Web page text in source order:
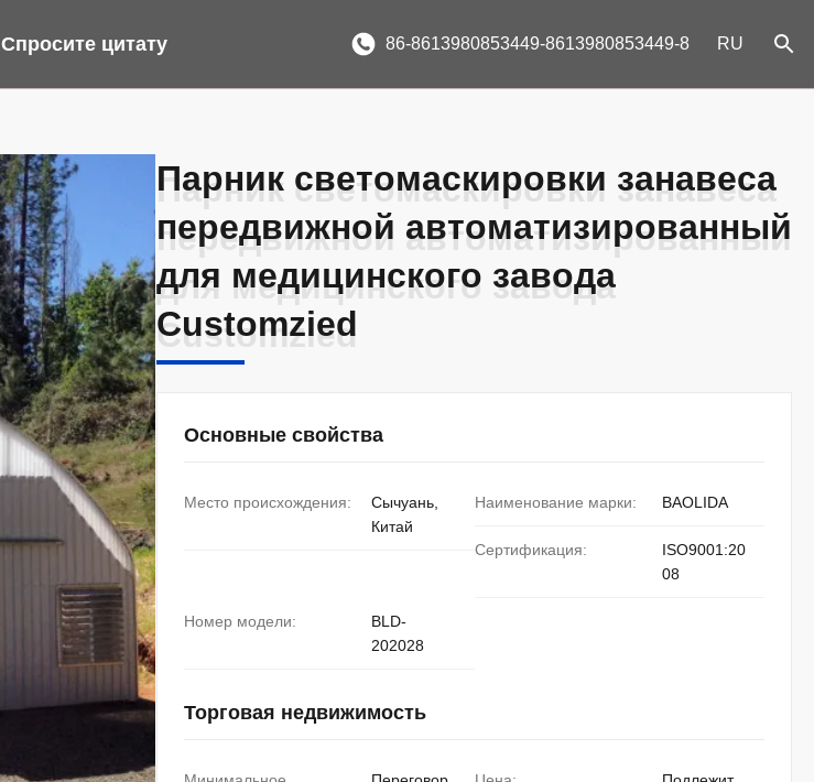
Спросите цитату 86-8613980853449-8613980853449-8 RU
Парник светомаскировки занавеса
передвижной автоматизированный
для медицинского завода
Customzied
Парник светомаскировки занавеса
передвижной автоматизированный
для медицинского завода
Customzied
Основные свойства
Место происхождения:
Сычуань,
Китай
Наименование марки: BAOLIDA
Сертификация:
ISO9001:20
08
Номер модели:
BLD-
202028
Торговая недвижимость